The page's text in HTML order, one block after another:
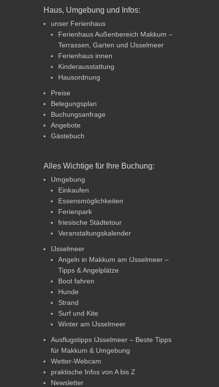
Haus, Umgebung und Infos:
unser Ferienhaus
Ferienhaus Außenbereich Makkum –
Terrassen, Garten und IJsselmeer
Ferienhaus innen
Kinderausstattung
Hausordnung
Preise
Belegungsplan
Buchungsanfrage
Angebote
Gästebuch
Alles Wichtige für Ihre Buchung:
Umgebung
Einkaufen
Essensmöglichkeiten
Ferienpark
friesische Städtetour
Veranstaltungskalender
IJsselmeer
Angeln in Makkum am IJsselmeer –
Tipps & Angelplätze
Boot fahren
Hunde
Strand
Surf und Kite
Winter am IJsselmeer
Ausflugstipps IJsselmeer – Beste Tipps
für Makkum & Umgebung
Wetter-Webcam
praktische Infos von A bis Z
Newsletter